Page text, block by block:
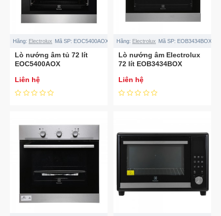
Hãng: Electrolux Mã SP: EOC5400AOX
Lò nướng âm tủ 72 lít
EOC5400AOX
Liên hệ
Hãng: Electrolux Mã SP: EOB3434BOX
Lò nướng âm Electrolux
72 lít EOB3434BOX
Liên hệ